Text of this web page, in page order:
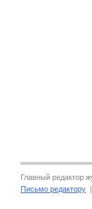
Главный редактор
Письмо редактору |